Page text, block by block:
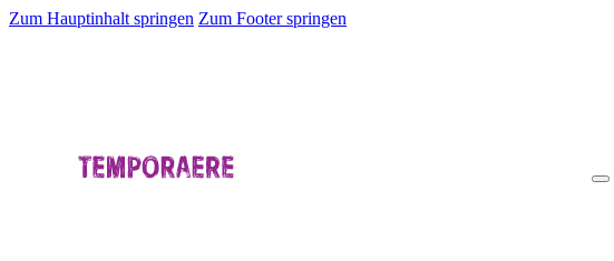
Zum Hauptinhalt springen Zum Footer springen